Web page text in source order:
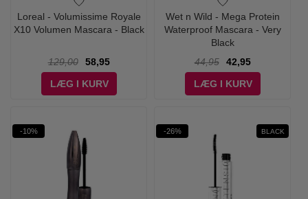
Loreal - Volumissime Royale
X10 Volumen Mascara - Black
129,00
58,95
LÆG I KURV
Wet n Wild - Mega Protein
Waterproof Mascara - Very
Black
44,95
42,95
LÆG I KURV
-10% -26% BLACK